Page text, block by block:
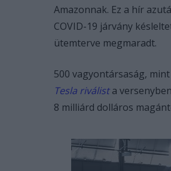
Amazonnak. Ez a hír
COVID-19 járvány
ütemterve megmaradt.
500 vagyontársaság,
Tesla riválista
8 milliárd dolláros